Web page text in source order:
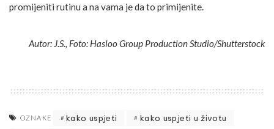
promijeniti rutinu a na vama je da to primijenite.
Autor: J.S., Foto: Hasloo Group Production Studio/Shutterstock
OZNAKE kako uspjeti
kako uspjeti u životu